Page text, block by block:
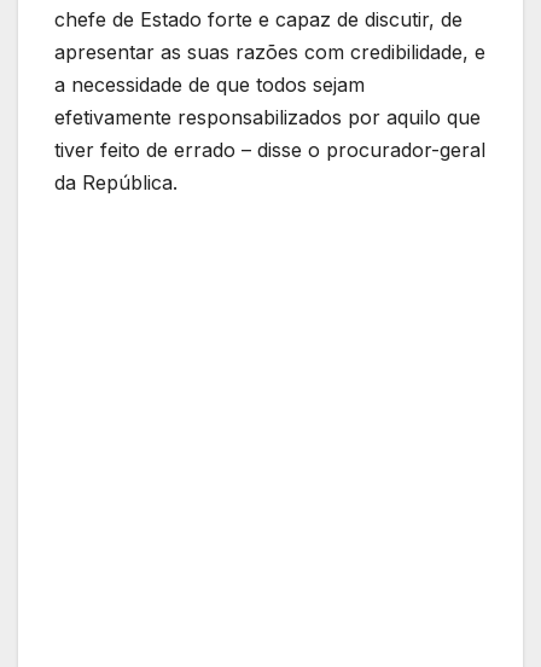
chefe de Estado forte e capaz de discutir, de
apresentar as suas razões com credibilidade, e
a necessidade de que todos sejam
efetivamente responsabilizados por aquilo que
tiver feito de errado – disse o procurador-geral
da República.